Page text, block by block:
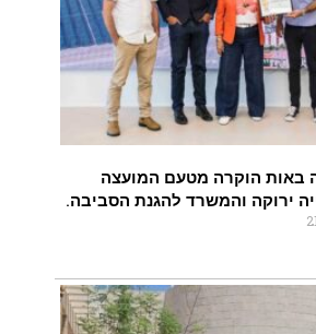
באות הוקרה מטעם המועצה
ירוקה והמשרד להגנת הסביבה.